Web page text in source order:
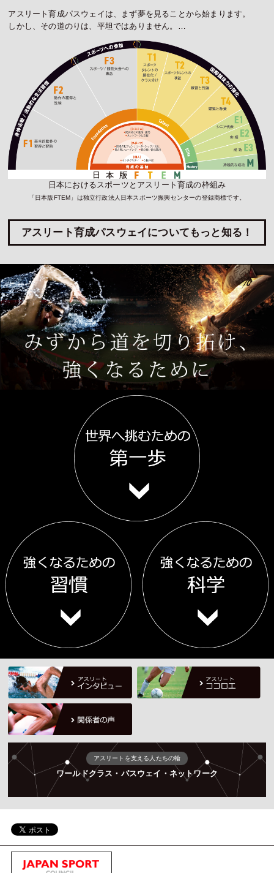
アスリート育成パスウェイは、まず夢を見ることから始まります。
しかし、その道のりは、平坦ではありません。…
日本におけるスポーツとアスリート育成の枠組み
「日本版FTEM」は独立行政法人日本スポーツ振興センターの登録商標です。
アスリート育成パスウェイについてもっと知る！
アスリートを支える人たちの輪
ワールドクラス・パスウェイ・ネットワーク